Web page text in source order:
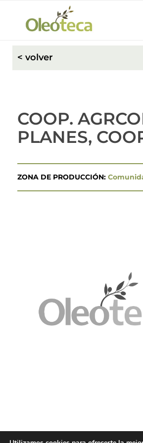
< volver
COOP.
PLANES,
ZONA DE PRODUCCIÓN: